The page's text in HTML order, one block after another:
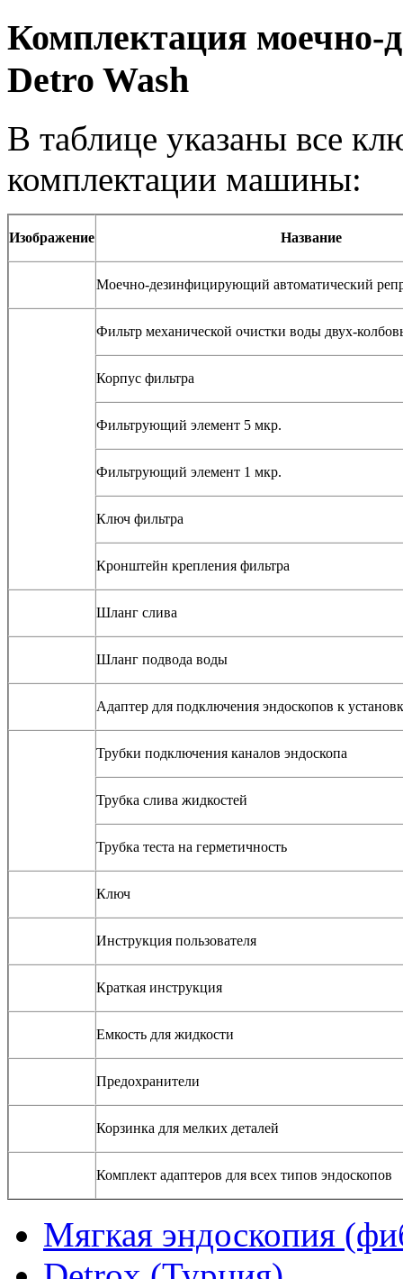
Комплектация
Detro Wash
В таблице указаны все
комплектации машины:
Изображение Название
Моечно-дезинфицирующий автоматический
Фильтр механической очистки воды двух-
Корпус фильтра
Фильтрующий элемент 5 мкр.
Фильтрующий элемент 1 мкр.
Ключ фильтра
Кронштейн крепления фильтра
Шланг слива
Шланг подвода воды
Адаптер для подключения эндоскопов к
Трубки подключения каналов эндоскопа
Трубка слива жидкостей
Трубка теста на герметичность
Ключ
Инструкция пользователя
Краткая инструкция
Емкость для жидкости
Предохранители
Корзинка для мелких деталей
Комплект адаптеров для всех типов эндоскопов
Мягкая эндоскопия